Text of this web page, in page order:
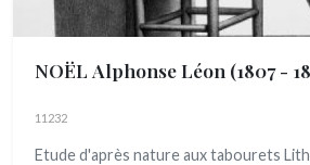
NOËL Alphonse Léon (1807 -
11232
Etude d'après nature aux tabourets